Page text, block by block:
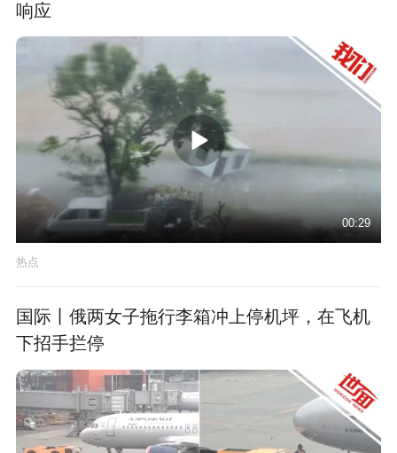
响应
00:29
热点
国际丨俄两女子拖行李箱冲上停机坪，在飞机
下招手拦停